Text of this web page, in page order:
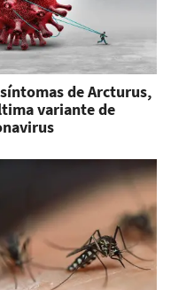
de Arcturus,
variante de